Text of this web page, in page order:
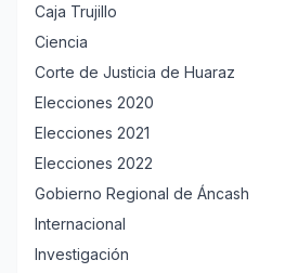
Caja Trujillo
Ciencia
Corte de Justicia de Huaraz
Elecciones 2020
Elecciones 2021
Elecciones 2022
Gobierno Regional de Áncash
Internacional
Investigación